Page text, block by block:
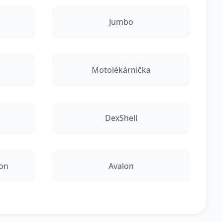
Jumbo
Motolékárnička
DexShell
Avalon